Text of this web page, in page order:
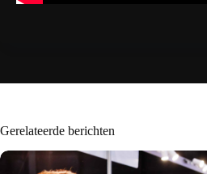
Gerelateerde berichten